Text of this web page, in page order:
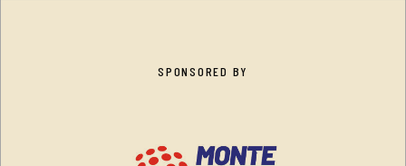
SPONSORED BY